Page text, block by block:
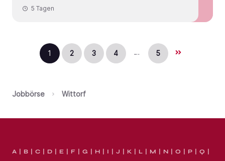
5 Tagen
1 2 3 4 … 5
Jobbörse Wittorf
A B C D E F G H I J K L M N O P Q